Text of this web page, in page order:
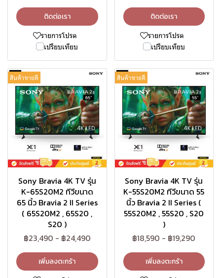
ติดต่อเรา
รายการโปรด
เปรียบเทียบ
ติดต่อเรา
รายการโปรด
เปรียบเทียบ
สินค้าขายดี
Sony Bravia 4K TV รุ่น
K-65S20M2 ทีวีขนาด
65 นิ้ว Bravia 2 II Series
( 65S20M2 , 65S20 ,
S20 )
฿23,490 - ฿24,490
เพิ่มลงตะกร้า
สินค้าขายดี
Sony Bravia 4K TV รุ่น
K-55S20M2 ทีวีขนาด 55
นิ้ว Bravia 2 II Series (
55S20M2 , 55S20 , S20
)
฿18,590 - ฿19,290
เพิ่มลงตะกร้า